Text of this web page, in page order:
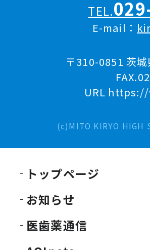
TEL.
E-mail：
〒310-0851 茨
URL
(c)MITO KIRYO
トップページ
お知らせ
医歯薬通信